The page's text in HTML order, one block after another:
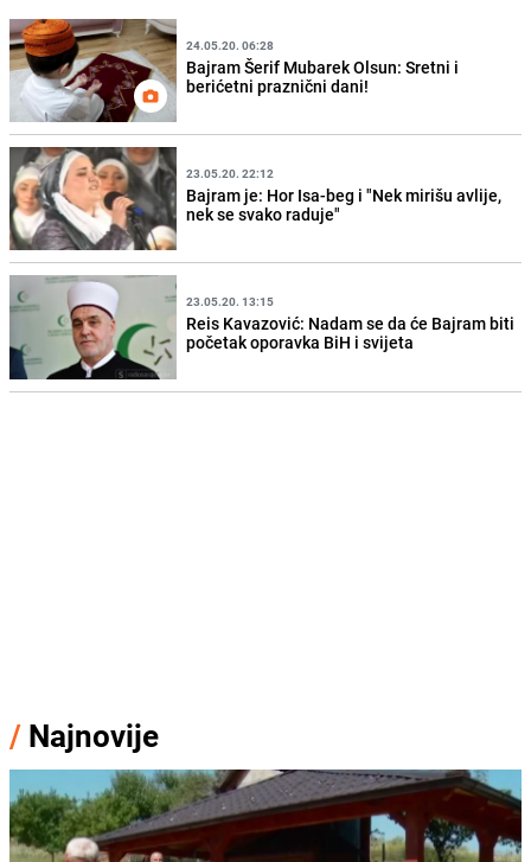
24.05.20. 06:28
Bajram Šerif Mubarek Olsun: Sretni i
berićetni praznični dani!
23.05.20. 22:12
Bajram je: Hor Isa-beg i "Nek mirišu avlije,
nek se svako raduje"
23.05.20. 13:15
Reis Kavazović: Nadam se da će Bajram biti
početak oporavka BiH i svijeta
/ Najnovije